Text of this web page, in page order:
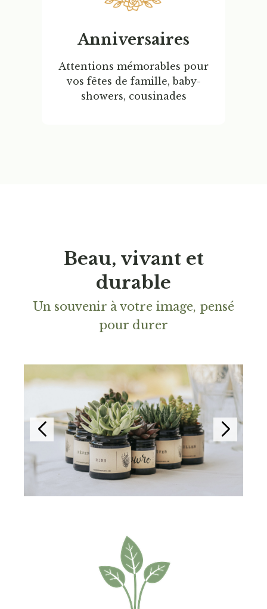
Anniversaires
Attentions mémorables pour
vos fêtes de famille, baby-
showers, cousinades
Beau, vivant et
durable
Un souvenir à votre image, pensé
pour durer